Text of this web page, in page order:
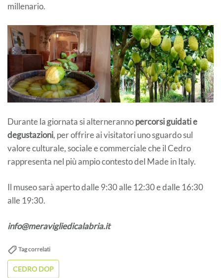
millenario.
Durante la giornata si alternerannopercorsi guidati e
degustazioni, per offrire ai visitatori uno sguardo sul
valore culturale, sociale e commerciale che il Cedro
rappresenta nel più ampio contesto del Made in Italy.
Il museo sarà aperto dalle 9:30 alle 12:30 e dalle 16:30
alle 19:30.
info@meravigliedicalabria.it
Tag correlati
CEDRO DOP